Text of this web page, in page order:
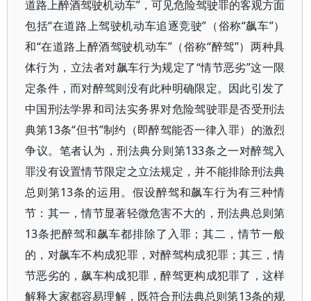
道路上醉酒驾驶机动车”，可见危险驾驶罪的客观方面
包括“在道路上驾驶机动车追逐竞驶”（俗称“飙车”）
和“在道路上醉酒驾驶机动车”（俗称“醉驾”）两种具
体行为，立法者对飙车行为规定了“情节恶劣”这一限
定条件，而对醉驾则没有此种明确限定。因此引发了
中国刑法学界和司法实务界对危险驾驶罪是否受刑法
典第13条“但书”制约（即醉驾能否一律入罪）的激烈
争议。笔者认为，刑法典分则第133条之一对醉驾入
罪没有设置情节限定之立法规定，并不能排除刑法典
总则第13条的运用。假设醉驾和飙车行为有三种情
节：其一，情节显著轻微危害不大的，刑法典总则第
13条把醉驾和飙车都排除了入罪；其二，情节一般
的，对飙车不构成犯罪，对醉驾构成犯罪；其三，情
节恶劣的，飙车构成犯罪，醉驾更构成犯罪了，这样
解释大家都容易理解，既符合刑法典总则第13条的规